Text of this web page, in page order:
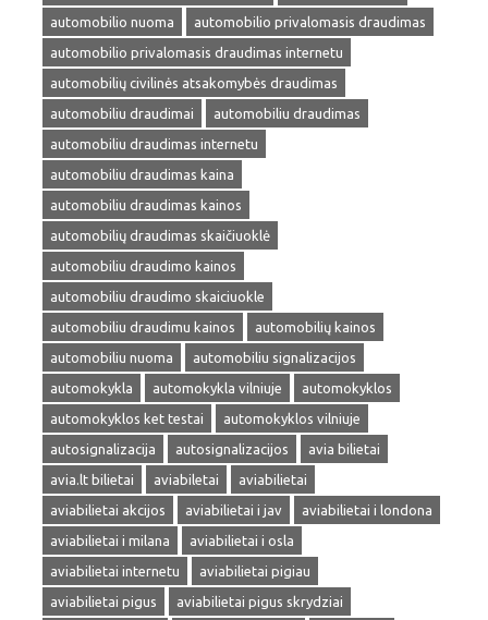
automobilio nuoma
automobilio privalomasis draudimas
automobilio privalomasis draudimas internetu
automobilių civilinės atsakomybės draudimas
automobiliu draudimai
automobiliu draudimas
automobiliu draudimas internetu
automobiliu draudimas kaina
automobiliu draudimas kainos
automobilių draudimas skaičiuoklė
automobiliu draudimo kainos
automobiliu draudimo skaiciuokle
automobiliu draudimu kainos
automobilių kainos
automobiliu nuoma
automobiliu signalizacijos
automokykla
automokykla vilniuje
automokyklos
automokyklos ket testai
automokyklos vilniuje
autosignalizacija
autosignalizacijos
avia bilietai
avia.lt bilietai
aviabiletai
aviabilietai
aviabilietai akcijos
aviabilietai i jav
aviabilietai i londona
aviabilietai i milana
aviabilietai i osla
aviabilietai internetu
aviabilietai pigiau
aviabilietai pigus
aviabilietai pigus skrydziai